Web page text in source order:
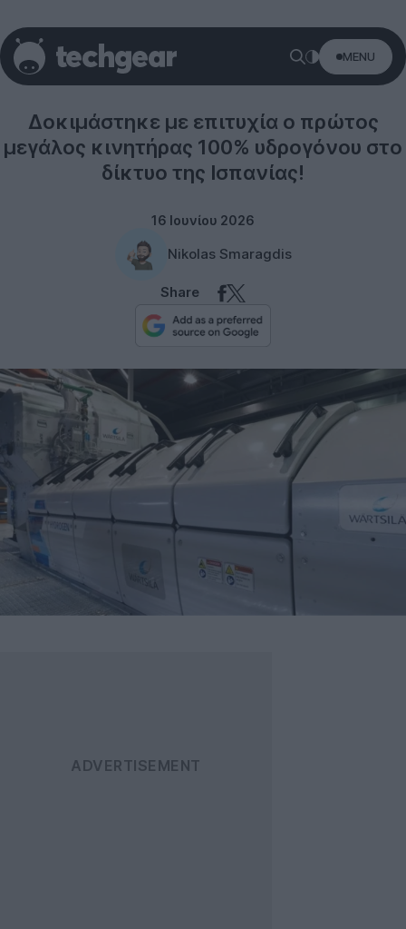
MENU
Technology
Δοκιμάστηκε με επιτυχία ο πρώτος
μεγάλος κινητήρας 100% υδρογόνου στο
δίκτυο της Ισπανίας!
16 Ιουνίου 2026
Nikolas Smaragdis
Share